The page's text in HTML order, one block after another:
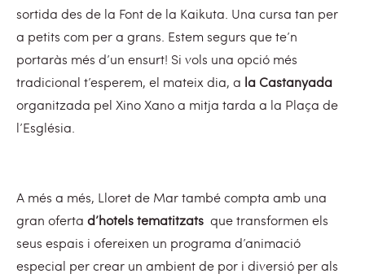
sortida des de la Font de la Kaikuta. Una cursa tan per
a petits com per a grans. Estem segurs que te’n
portaràs més d’un ensurt! Si vols una opció més
tradicional t’esperem, el mateix dia, a la Castanyada
organitzada pel Xino Xano a mitja tarda a la Plaça de
l’Església.
A més a més, Lloret de Mar també compta amb una
gran oferta d’hotels tematitzats que transformen els
seus espais i ofereixen un programa d’animació
especial per crear un ambient de por i diversió per als